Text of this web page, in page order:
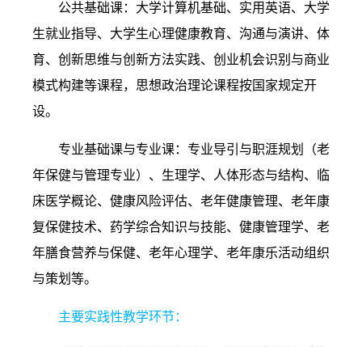
公共基础课：大学计算机基础、实用英语、大学
生就业指导、大学生心理健康教育、沟通与演讲、体
育、创新思维与创新方法实践、创业机会识别与商业
模式构建等课程，思想政治理论课程按国家规定开
设。
专业基础课与专业课：专业导引与职涯规划（老
年保健与管理专业）、生理学、人体形态与结构、临
床医学概论、健康风险评估、老年健康管理、老年康
复保健技术、药学综合知识与技能、健康管理学、老
年膳食营养与保健、老年心理学、老年康乐活动组织
与策划等。
主要实践性教学环节：